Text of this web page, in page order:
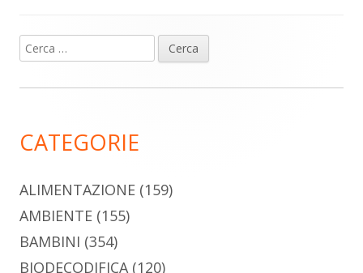
Barra
laterale
Ricerca
per:
CATEGORIE
ALIMENTAZIONE (159)
AMBIENTE (155)
BAMBINI (354)
BIODECODIFICA (120)